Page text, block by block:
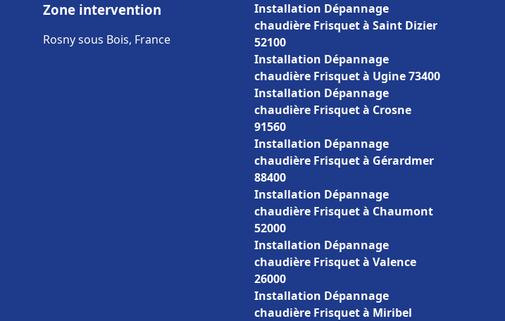
Zone intervention
Rosny sous Bois, France
Installation Dépannage
chaudière Frisquet à Saint Dizier
52100
Installation Dépannage
chaudière Frisquet à Ugine 73400
Installation Dépannage
chaudière Frisquet à Crosne
91560
Installation Dépannage
chaudière Frisquet à Gérardmer
88400
Installation Dépannage
chaudière Frisquet à Chaumont
52000
Installation Dépannage
chaudière Frisquet à Valence
26000
Installation Dépannage
chaudière Frisquet à Miribel